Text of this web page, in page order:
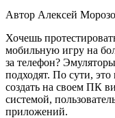
Автор Алексей
Хочешь
мобильную игру на
за телефон?
подходят. По сути,
создать на своем ПК
системой,
приложений.